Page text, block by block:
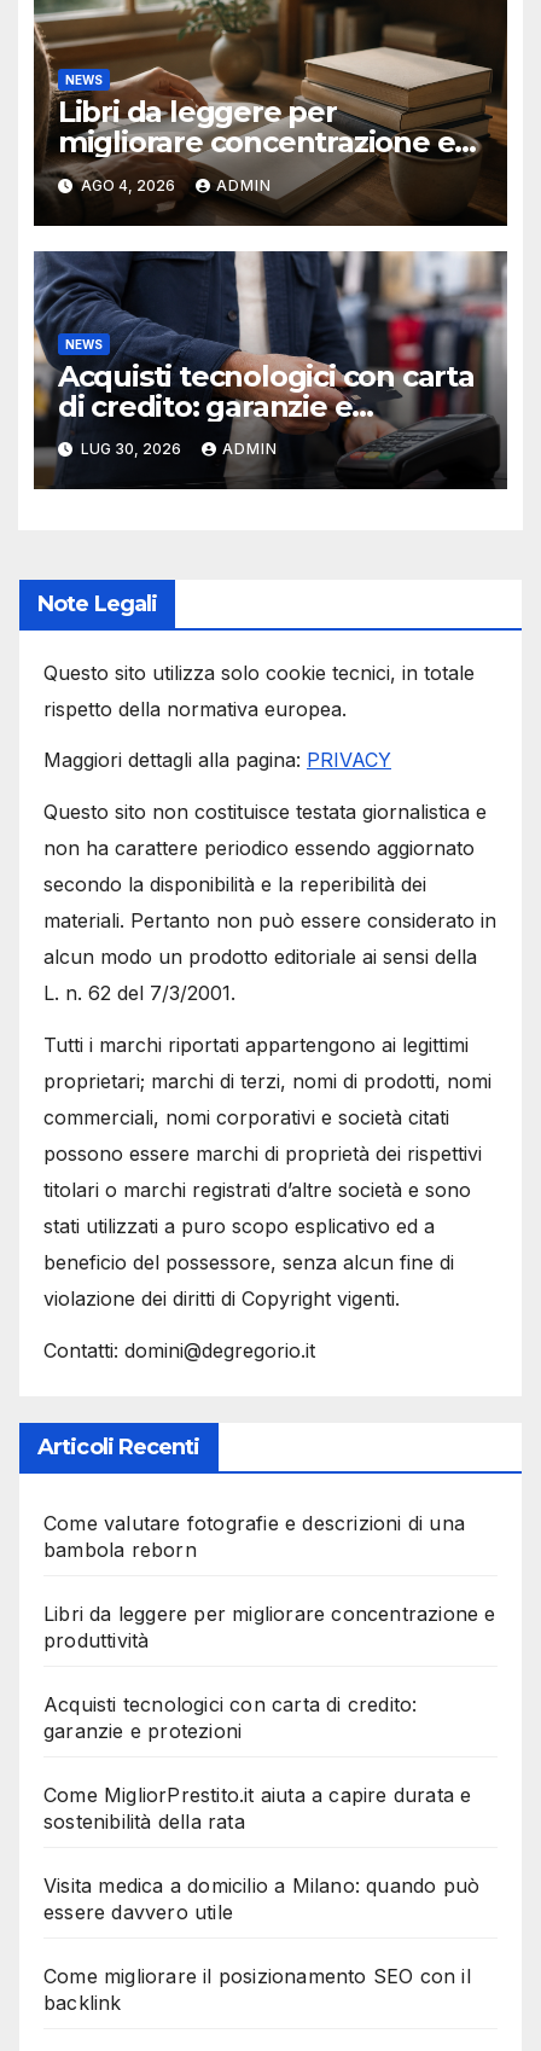
NEWS
Libri da leggere per
migliorare concentrazione e
produttività
AGO 4, 2026 ADMIN
NEWS
Acquisti tecnologici con carta
di credito: garanzie e
protezioni
LUG 30, 2026 ADMIN
Note Legali
Questo sito utilizza solo cookie tecnici, in totale
rispetto della normativa europea.
Maggiori dettagli alla pagina: PRIVACY
Questo sito non costituisce testata giornalistica e
non ha carattere periodico essendo aggiornato
secondo la disponibilità e la reperibilità dei
materiali. Pertanto non può essere considerato in
alcun modo un prodotto editoriale ai sensi della
L. n. 62 del 7/3/2001.
Tutti i marchi riportati appartengono ai legittimi
proprietari; marchi di terzi, nomi di prodotti, nomi
commerciali, nomi corporativi e società citati
possono essere marchi di proprietà dei rispettivi
titolari o marchi registrati d’altre società e sono
stati utilizzati a puro scopo esplicativo ed a
beneficio del possessore, senza alcun fine di
violazione dei diritti di Copyright vigenti.
Contatti: domini@degregorio.it
Articoli Recenti
Come valutare fotografie e descrizioni di una
bambola reborn
Libri da leggere per migliorare concentrazione e
produttività
Acquisti tecnologici con carta di credito:
garanzie e protezioni
Come MigliorPrestito.it aiuta a capire durata e
sostenibilità della rata
Visita medica a domicilio a Milano: quando può
essere davvero utile
Come migliorare il posizionamento SEO con il
backlink